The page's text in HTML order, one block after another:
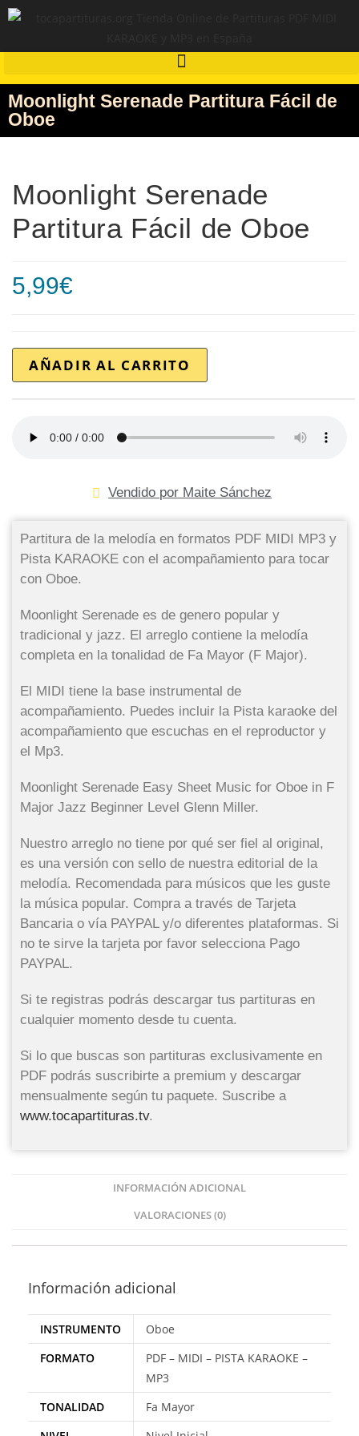
Moonlight Serenade Partitura Fácil de
Oboe
Moonlight Serenade
Partitura Fácil de Oboe
5,99€
AÑADIR AL CARRITO
Vendido por Maite Sánchez
Partitura de la melodía en formatos PDF MIDI MP3 y
Pista KARAOKE con el acompañamiento para tocar
con Oboe.
Moonlight Serenade es de genero popular y
tradicional y jazz. El arreglo contiene la melodía
completa en la tonalidad de Fa Mayor (F Major).
El MIDI tiene la base instrumental de
acompañamiento. Puedes incluir la Pista karaoke del
acompañamiento que escuchas en el reproductor y
el Mp3.
Moonlight Serenade Easy Sheet Music for Oboe in F
Major Jazz Beginner Level Glenn Miller.
Nuestro arreglo no tiene por qué ser fiel al original,
es una versión con sello de nuestra editorial de la
melodía. Recomendada para músicos que les guste
la música popular. Compra a través de Tarjeta
Bancaria o vía PAYPAL y/o diferentes plataformas. Si
no te sirve la tarjeta por favor selecciona Pago
PAYPAL.
Si te registras podrás descargar tus partituras en
cualquier momento desde tu cuenta.
Si lo que buscas son partituras exclusivamente en
PDF podrás suscribirte a premium y descargar
mensualmente según tu paquete. Suscribe a
www.tocapartituras.tv.
INFORMACIÓN ADICIONAL
VALORACIONES (0)
Información adicional
INSTRUMENTO
Oboe
FORMATO
PDF – MIDI – PISTA KARAOKE –
MP3
TONALIDAD
Fa Mayor